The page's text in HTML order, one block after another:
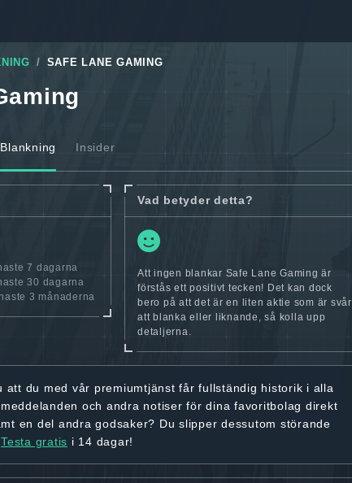
SAFE LANE GAMING
Blankning Insider
7 dagarna
30 dagarna
3 månaderna
Vad betyder detta?
Att ingen blankar Safe Lane Gaming är
förstås ett positivt tecken! Det kan dock
bero på att det är en liten aktie som är svår
att blanka eller liknande, så kolla upp
detaljerna.
att du med vår premiumtjänst fårfullständig historik i alla
och andra notiser för dina favoritbolag direkt
en del andra godsaker? Du slipper dessutom störande
Testa gratis i 14 dagar!